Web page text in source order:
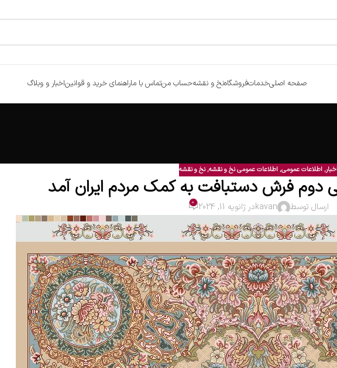
صفحه اصلیخدماتفروشگاهنخ و نقشهحساب منتماس با ماراهنمای خرید و قوانیناخبار و وبلاگ
,اطلاعات عمومی,اطلاعات عمومی نخ و نقشه,نخ و نقشه
دوم فرش دستبافت به کمک مردم ایران آمد
ارسال توسط kavanدر ژانویه 11, 2024 0